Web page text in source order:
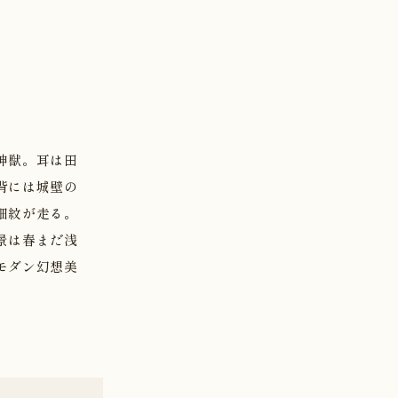
獣。耳は田
には城壁の
が走る。
は春まだ浅
ダン幻想美